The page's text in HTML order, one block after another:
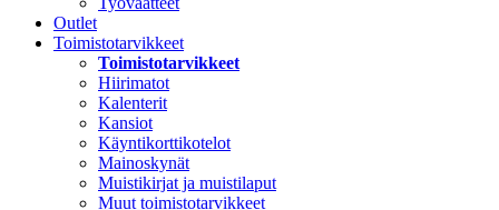
Outlet
Toimistotarvikkeet
Toimistotarvikkeet
Hiirimatot
Kalenterit
Kansiot
Käyntikorttikotelot
Mainoskynät
Muistikirjat ja muistilaput
Muut toimistotarvikkeet